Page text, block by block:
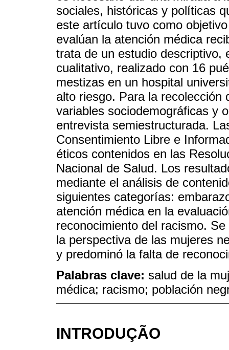
sociales, históricas y políticas
este artículo tuvo como
evalúan la atención médica
trata de un estudio descriptivo,
cualitativo, realizado con 16
mestizas en un hospital
alto riesgo. Para la recolección
variables sociodemográficas y
entrevista semiestructurada.
Consentimiento Libre e
éticos contenidos en las
Nacional de Salud. Los
mediante el análisis de
siguientes categorías:
atención médica en la
reconocimiento del racismo.
la perspectiva de las mujeres
y predominó la falta de
Palabras clave: salud de la
médica; racismo; población
INTRODUÇÃO